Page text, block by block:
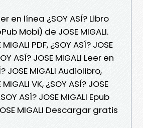
en línea ¿SOY ASÍ? Libro
Mobi) de JOSE MIGALI.
PDF, ¿SOY ASÍ? JOSE
ASÍ? JOSE MIGALI Leer en
JOSE MIGALI Audiolibro,
VK, ¿SOY ASÍ? JOSE
ASÍ? JOSE MIGALI Epub
MIGALI Descargar gratis